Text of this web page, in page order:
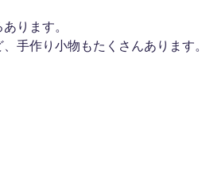
ります。
手作り小物もたくさんあります。